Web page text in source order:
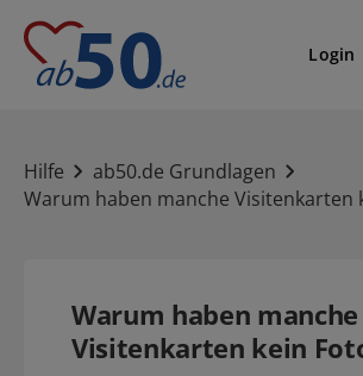
Login
Hilfe
ab50.de Grundlagen
Warum haben manche Visitenkarten
Warum haben manche
Visitenkarten kein